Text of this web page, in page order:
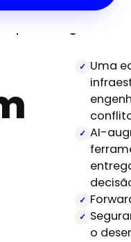
que entrega AI,
Uma
AI-
o